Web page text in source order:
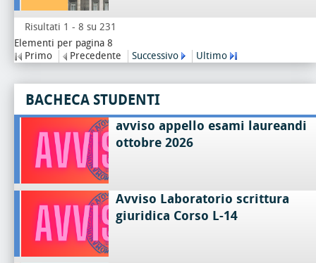
Risultati 1 - 8 su 231
Elementi per pagina 8
Primo
Precedente Successivo Ultimo
BACHECA STUDENTI
avviso appello esami laureandi
ottobre 2026
Avviso Laboratorio scrittura
giuridica Corso L-14